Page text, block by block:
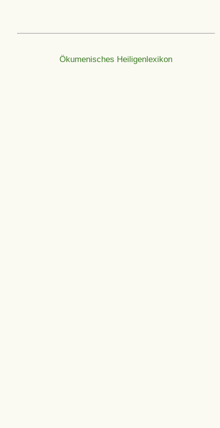
Ökumenisches Heiligenlexikon